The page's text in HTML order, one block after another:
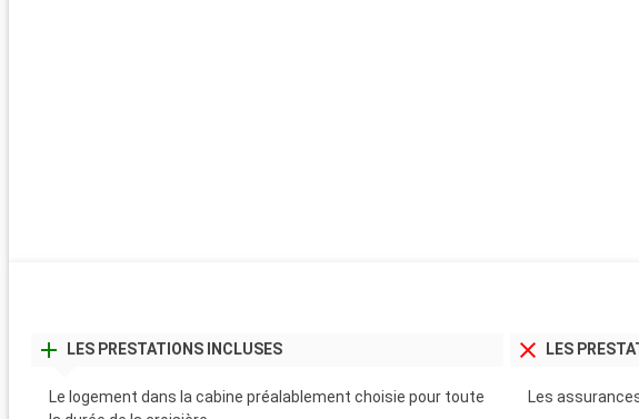
LES PRESTATIONS INCLUSES
Le logement dans la cabine préalablement choisie pour toute
LES
Les